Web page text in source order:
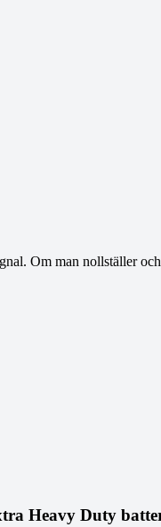
Om man nollställer
Heavy Duty